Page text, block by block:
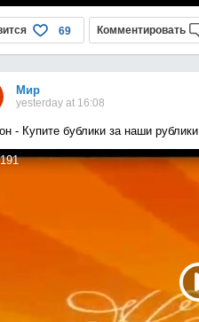
69 Комментировать
Мир
yesterday at 16:08
- Купите бублики за наши рублики
191